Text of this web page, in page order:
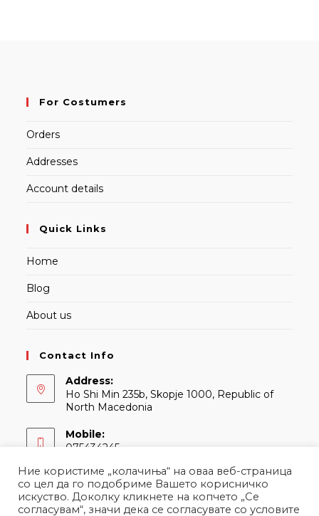
For Costumers
Orders
Addresses
Account details
Quick Links
Home
Blog
About us
Contact Info
Address:
Ho Shi Min 235b, Skopje 1000, Republic of
North Macedonia
Mobile:
075434245
Email:
contact@martina.mkOpens
in
Ние користиме „колачиња“ на оваа веб-страница
со цел да го подобриме Вашето корисничко
искуство. Доколку кликнете на копчето „Се
согласувам“, значи дека се согласувате со условите